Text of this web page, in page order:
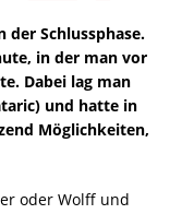
der Schlussphase.
in der man vor
Dabei lag man
und hatte in
Möglichkeiten,
oder Wolff und